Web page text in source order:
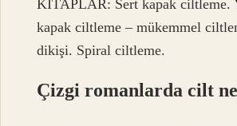
KİTAPLAR: Sert kapak ciltleme.
kapak ciltleme – mükemmel
dikişi. Spiral ciltleme.
Çizgi romanlarda cilt